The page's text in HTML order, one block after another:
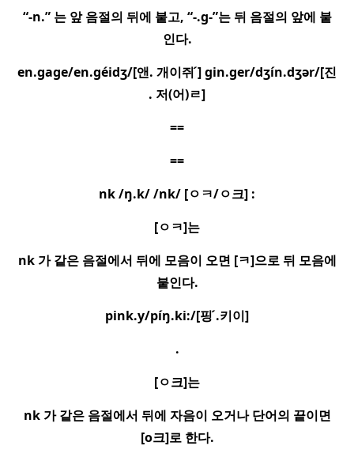
“-n.” 는 앞 음절의 뒤에 붙고, “-.g-”는 뒤 음절의 앞에 붙
인다.
en.gage/en.géidʒ/[앤. 개이쥐] gin.ger/dʒín.dʒǝr/[진
. 저(어)ㄹ]
==
==
nk /ŋ.k/ /nk/ [ㅇㅋ/ㅇ크] :
[ㅇㅋ]는
nk 가 같은 음절에서 뒤에 모음이 오면 [ㅋ]으로 뒤 모음에
붙인다.
pink.y/píŋ.ki:/[핑.키이]
.
[ㅇ크]는
nk 가 같은 음절에서 뒤에 자음이 오거나 단어의 끝이면
[o크]로 한다.